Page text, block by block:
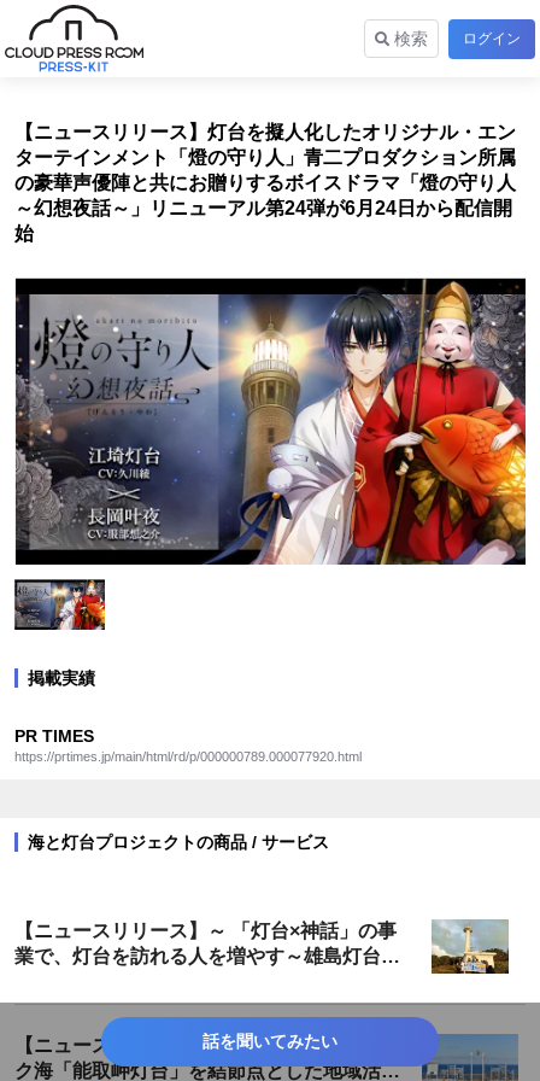
検索 ログイン
【ニュースリリース】灯台を擬人化したオリジナル・エン
ターテインメント「燈の守り人」青二プロダクション所属
の豪華声優陣と共にお贈りするボイスドラマ「燈の守り人
～幻想夜話～」リニューアル第24弾が6月24日から配信開
始
掲載実績
PR TIMES
https://prtimes.jp/main/html/rd/p/000000789.000077920.html
海と灯台プロジェクトの商品 / サービス
【ニュースリリース】～ 「灯台×神話」の事
業で、灯台を訪れる人を増やす～雄島灯台散
【ニュースリリース】流氷が訪れるオホーツ
ク海「能取岬灯台」を結節点とした地域活性
話を聞いてみたい